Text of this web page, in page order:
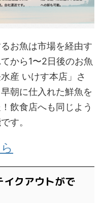
お魚は市場を経由す
から1〜2日後のお魚
産 いけす本店」さ
朝に仕入れた鮮魚を
飲食店へも同じよう
す。
イクアウトがで